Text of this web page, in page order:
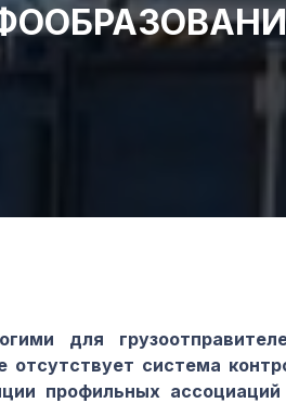
для
отсутствует система
профильных ассоциаций